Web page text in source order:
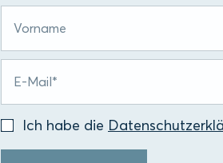
Ich habe die